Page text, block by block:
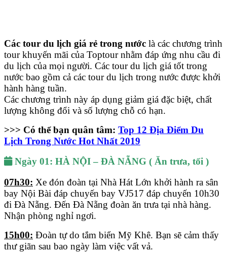
Các tour du lịch giá rẻ trong nước là các chương trình
tour khuyến mãi của Toptour nhằm đáp ứng nhu cầu đi
du lịch của mọi người. Các tour du lịch giá tốt trong
nước bao gồm cả các tour du lịch trong nước được khởi
hành hàng tuần.
Các chương trình này áp dụng giảm giá đặc biệt, chất
lượng không đổi và số lượng chỗ có hạn.
>>> Có thể bạn quân tâm: Top 12 Địa Điểm Du
Lịch Trong Nước Hot Nhất 2019
Ngày 01: HÀ NỘI – ĐÀ NẴNG ( Ăn trưa, tối )
07h30: Xe đón đoàn tại Nhà Hát Lớn khởi hành ra sân
bay Nội Bài đáp chuyến bay VJ517 đáp chuyến 10h30
đi Đà Nẵng. Đến Đà Nẵng đoàn ăn trưa tại nhà hàng.
Nhận phòng nghỉ ngơi.
15h00: Đoàn tự do tắm biển Mỹ Khê. Bạn sẽ cảm thấy
thư giãn sau bao ngày làm việc vất vả.